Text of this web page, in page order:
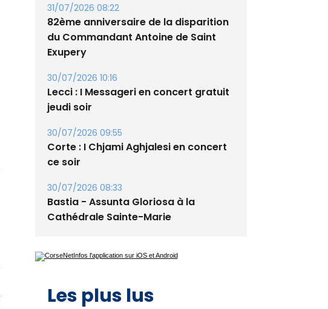
31/07/2026 08:22
82ème anniversaire de la disparition
du Commandant Antoine de Saint
Exupery
30/07/2026 10:16
Lecci : I Messageri en concert gratuit
jeudi soir
30/07/2026 09:55
Corte : I Chjami Aghjalesi en concert
ce soir
30/07/2026 08:33
Bastia - Assunta Gloriosa à la
Cathédrale Sainte-Marie
Les plus lus